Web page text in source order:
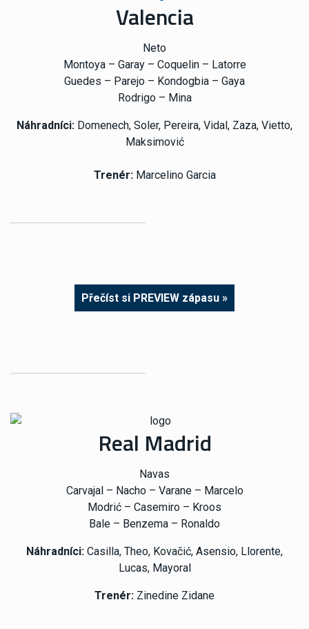
Valencia
Neto
Montoya – Garay – Coquelin – Latorre
Guedes – Parejo – Kondogbia – Gaya
Rodrigo – Mina
Náhradníci: Domenech, Soler, Pereira, Vidal, Zaza, Vietto,
Maksimović
Trenér: Marcelino Garcia
Přečíst si PREVIEW zápasu »
Real Madrid
Navas
Carvajal – Nacho – Varane – Marcelo
Modrić – Casemiro – Kroos
Bale – Benzema – Ronaldo
Náhradníci: Casilla, Theo, Kovačić, Asensio, Llorente,
Lucas, Mayoral
Trenér: Zinedine Zidane